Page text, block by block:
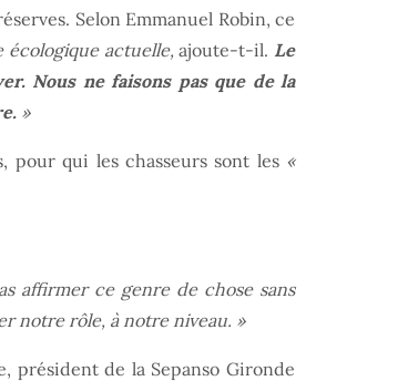
Selon Emmanuel Robin, ce
écologique actuelle,ajoute-t-il. Le
Nous ne faisons pas que de la
»
pour qui les chasseurs sont les «
affirmer ce genre de chose sans
notre rôle, à notre niveau. »
président de la Sepanso Gironde